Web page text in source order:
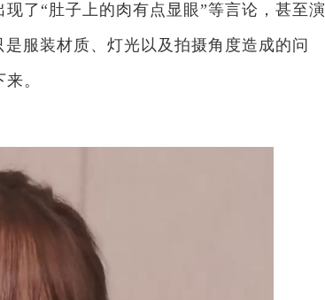
了“肚子上的肉有点显眼”等言论，甚至演
服装材质、灯光以及拍摄角度造成的问
。